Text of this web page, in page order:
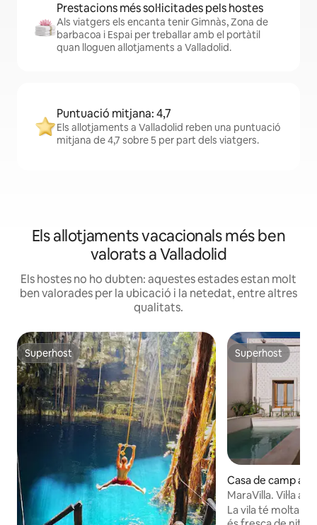
Prestacions més sol·licitades pels hostes
Als viatgers els encanta tenir Gimnàs, Zona de
barbacoa i Espai per treballar amb el portàtil
quan lloguen allotjaments a Valladolid.
Puntuació mitjana: 4,7
Els allotjaments a Valladolid reben una puntuació
mitjana de 4,7 sobre 5 per part dels viatgers.
Els allotjaments vacacionals més ben
valorats a Valladolid
Els hostes no ho dubten: aquestes estades estan molt
ben valorades per la ubicació i la netedat, entre altres
qualitats.
Superhost
Superhost Superhost
Superhost
Casa de camp a
MaraVilla. Vil·la al
La vila té molta